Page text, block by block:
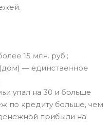
15 млн. руб.;
— единственное
упал на 30 и больше
по кредиту больше, чем
прибыли на